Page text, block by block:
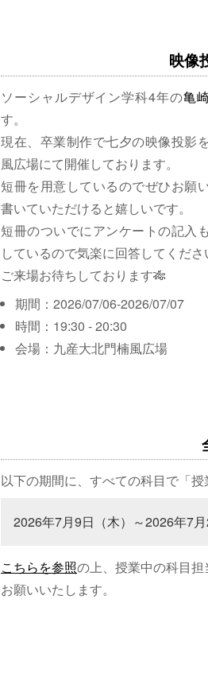
映像
ソーシャルデザイン学科4年の亀
す。
現在、卒業制作で七夕の映像投影
風広場にて開催しております。
短冊を用意しているのでぜひお願
書いていただけると嬉しいです。
短冊のついでにアンケートの記入
しているので気楽に回答してくださ
ご来場お待ちしております🎋
期間：2026/07/06-2026/07/07
時間：19:30 - 20:30
会場：九産大北門楠風広場
以下の期間に、すべての科目で「授
2026年7月9日（木）～2026年7月
こちらを参照の上、授業中の科目
お願いいたします。